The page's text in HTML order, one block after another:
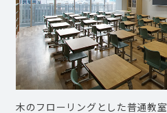
木のフローリングとした普通教室